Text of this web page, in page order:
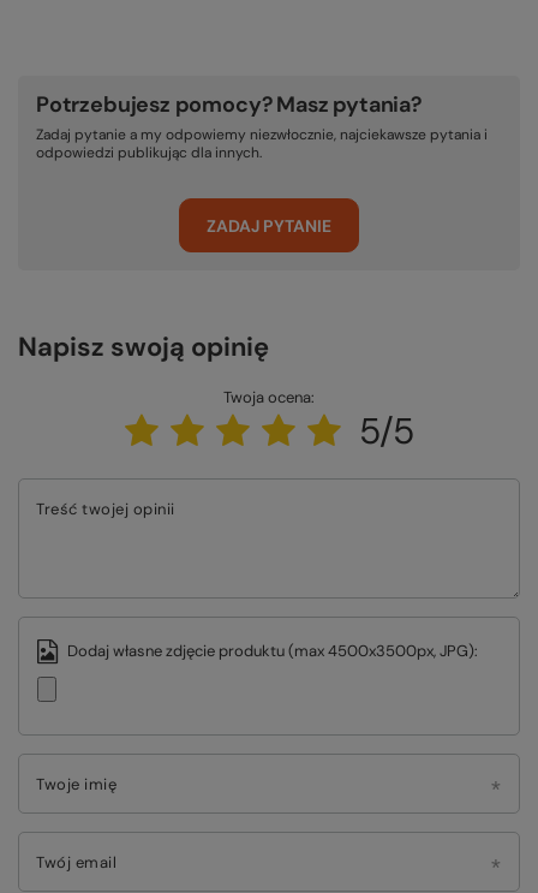
Potrzebujesz pomocy? Masz pytania?
Zadaj pytanie a my odpowiemy niezwłocznie, najciekawsze pytania i
odpowiedzi publikując dla innych.
ZADAJ PYTANIE
Napisz swoją opinię
Twoja ocena:
5/5
Treść twojej opinii
Dodaj własne zdjęcie produktu (max 4500x3500px, JPG):
Twoje imię
Twój email